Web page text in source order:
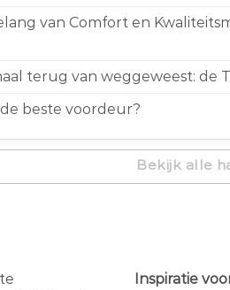
van Comfort en
terug van weggeweest: de
beste voordeur?
Bekijk alle
Inspiratie